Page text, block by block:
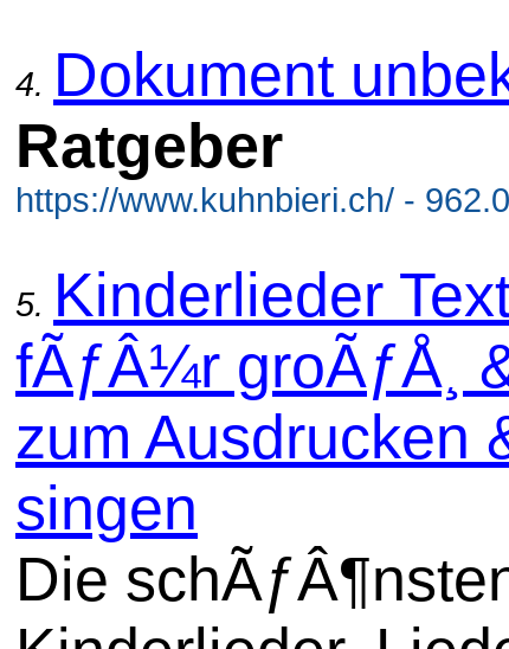
4. Dokument
Ratgeber
https://www.kuhnbieri.ch/ -
5. Kinderlieder
fÃƒÂ¼r groÃƒÅ¸
zum Ausdrucken
singen
Die